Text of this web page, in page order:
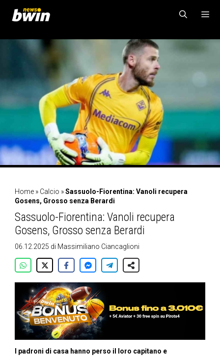
contenuto
Home » Calcio »Sassuolo-Fiorentina: Vanoli recupera
Gosens, Grosso senza Berardi
Sassuolo-Fiorentina: Vanoli recupera
Gosens, Grosso senza Berardi
06.12.2025 di Massimiliano Ciancaglioni
I padroni di casa hanno perso il loro capitano e